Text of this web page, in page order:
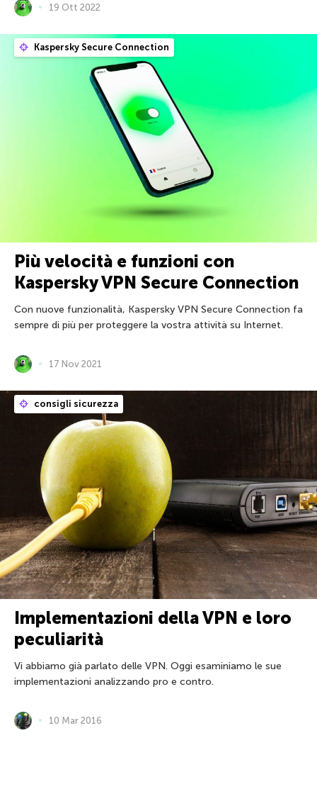
19 Ott 2022
Kaspersky Secure Connection
Più velocità e funzioni con
Kaspersky VPN Secure Connection
Con nuove funzionalità, Kaspersky VPN Secure Connection fa
sempre di più per proteggere la vostra attività su Internet.
17 Nov 2021
consigli sicurezza
Implementazioni della VPN e loro
peculiarità
Vi abbiamo già parlato delle VPN. Oggi esaminiamo le sue
implementazioni analizzando pro e contro.
10 Mar 2016